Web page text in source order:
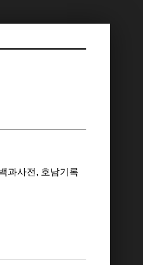
과사전, 호남기록